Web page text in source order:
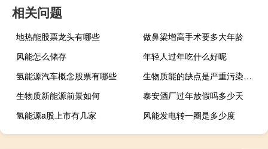
相关问题
地热能股票龙头有哪些
做鼻梁增高手术要多大年龄
风能怎么储存
年轻人过年吃什么好呢
氢能源汽车概念股票有哪些
生物质能的缺点是严重污染环境吗
生物质新能源前景如何
泰安酒厂过年放假吗多少天
氢能源a股上市有几家
风能发电转一圈是多少度